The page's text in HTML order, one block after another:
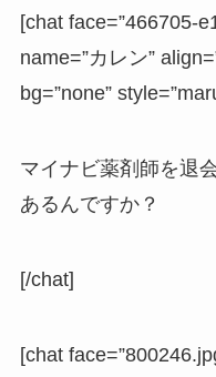
[chat face=”466705-
name=”カレン”
bg=”none”
マイナビ薬剤師を退
あるんですか？
[/chat]
[chat